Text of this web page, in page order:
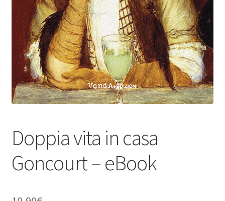
Doppia vita in casa
Goncourt – eBook